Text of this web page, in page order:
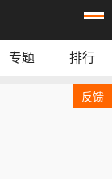
专题 排行
反馈